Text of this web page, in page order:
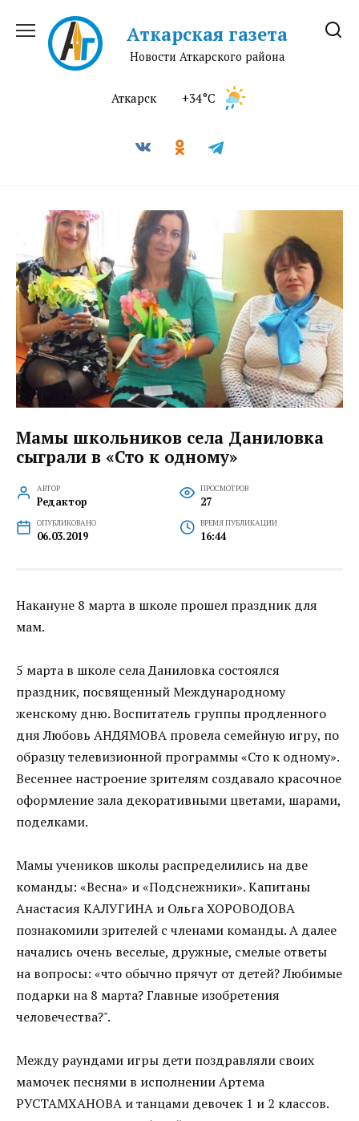
содержанию
Аткарская газета
Новости Аткарского района
Аткарск +34°C
Мамы школьников села Даниловка
сыграли в «Сто к одному»
АВТОР
Редактор
ПРОСМОТРОВ
27
ОПУБЛИКОВАНО
06.03.2019
ВРЕМЯ ПУБЛИКАЦИИ
16:44
Накануне 8 марта в школе прошел праздник для
мам.
5 марта в школе села Даниловка состоялся
праздник, посвященный Международному
женскому дню. Воспитатель группы продленного
дня Любовь АНДЯМОВА провела семейную игру, по
образцу телевизионной программы «Сто к одному».
Весеннее настроение зрителям создавало красочное
оформление зала декоративными цветами, шарами,
поделками.
Мамы учеников школы распределились на две
команды: «Весна» и «Подснежники». Капитаны
Анастасия КАЛУГИНА и Ольга ХОРОВОДОВА
познакомили зрителей с членами команды. А далее
начались очень веселые, дружные, смелые ответы
на вопросы: «что обычно прячут от детей? Любимые
подарки на 8 марта? Главные изобретения
человечества?".
Между раундами игры дети поздравляли своих
мамочек песнями в исполнении Артема
РУСТАМХАНОВА и танцами девочек 1 и 2 классов.